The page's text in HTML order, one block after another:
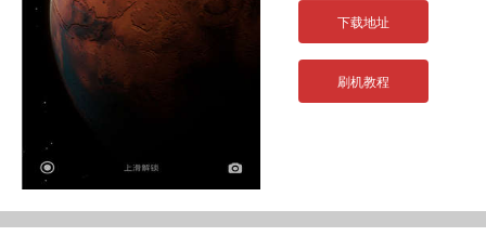
下载地址
刷机教程